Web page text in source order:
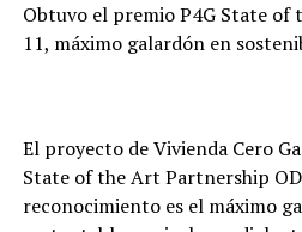
Obtuvo el premio P4G State of
11, máximo galardón en
El proyecto de Vivienda Cero
State of the Art Partnership
reconocimiento es el máximo